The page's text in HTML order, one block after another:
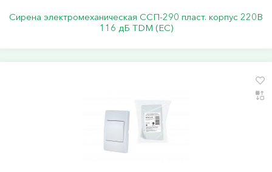
Сирена электромеханическая ССП-290 пласт. корпус 220В
116 дБ TDM (ЕС)